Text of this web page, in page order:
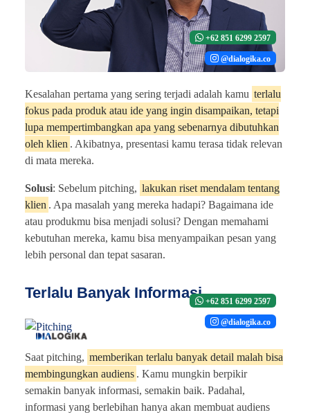
+62 851 6299 2597
@dialogika.co
Kesalahan pertama yang sering terjadi adalah kamu terlalu
fokus pada produk atau ide yang ingin disampaikan, tetapi
lupa mempertimbangkan apa yang sebenarnya dibutuhkan
oleh klien . Akibatnya, presentasi kamu terasa tidak relevan
di mata mereka.
Solusi: Sebelum pitching, lakukan riset mendalam tentang
klien . Apa masalah yang mereka hadapi? Bagaimana ide
atau produkmu bisa menjadi solusi? Dengan memahami
kebutuhan mereka, kamu bisa menyampaikan pesan yang
lebih personal dan tepat sasaran.
Terlalu Banyak Informasi +62 851 6299 2597
@dialogika.co
Saat pitching, memberikan terlalu banyak detail malah bisa
membingungkan audiens . Kamu mungkin berpikir
semakin banyak informasi, semakin baik. Padahal,
informasi yang berlebihan hanya akan membuat audiens